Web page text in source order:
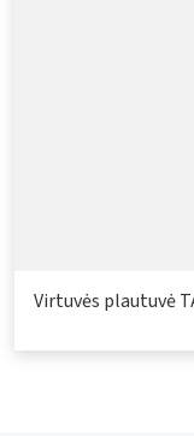
Virtuvės plautuvė